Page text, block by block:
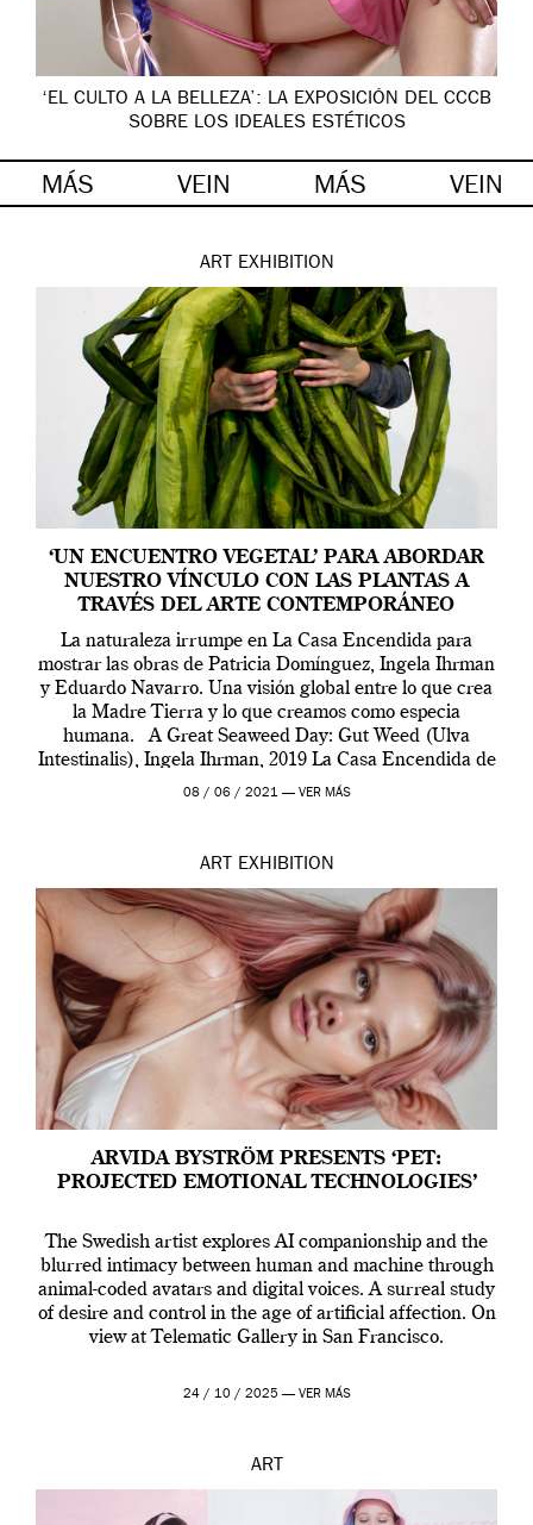
‘EL CULTO A LA BELLEZA’: LA EXPOSICIÓN DEL CCCB
SOBRE LOS IDEALES ESTÉTICOS
MÁS VEIN MÁS VEIN
ART EXHIBITION
‘UN ENCUENTRO VEGETAL’ PARA ABORDAR
NUESTRO VÍNCULO CON LAS PLANTAS A
TRAVÉS DEL ARTE CONTEMPORÁNEO
La naturaleza irrumpe en La Casa Encendida para
mostrar las obras de Patricia Domínguez, Ingela Ihrman
y Eduardo Navarro. Una visión global entre lo que crea
la Madre Tierra y lo que creamos como especia
humana. A Great Seaweed Day: Gut Weed (Ulva
Intestinalis), Ingela Ihrman, 2019 La Casa Encendida de
Madrid y la Wellcome […]
08 / 06 / 2021 — VER MÁS
ART EXHIBITION
ARVIDA BYSTRÖM PRESENTS ‘PET:
PROJECTED EMOTIONAL TECHNOLOGIES’
The Swedish artist explores AI companionship and the
blurred intimacy between human and machine through
animal-coded avatars and digital voices. A surreal study
of desire and control in the age of artificial affection. On
view at Telematic Gallery in San Francisco.
24 / 10 / 2025 — VER MÁS
ART